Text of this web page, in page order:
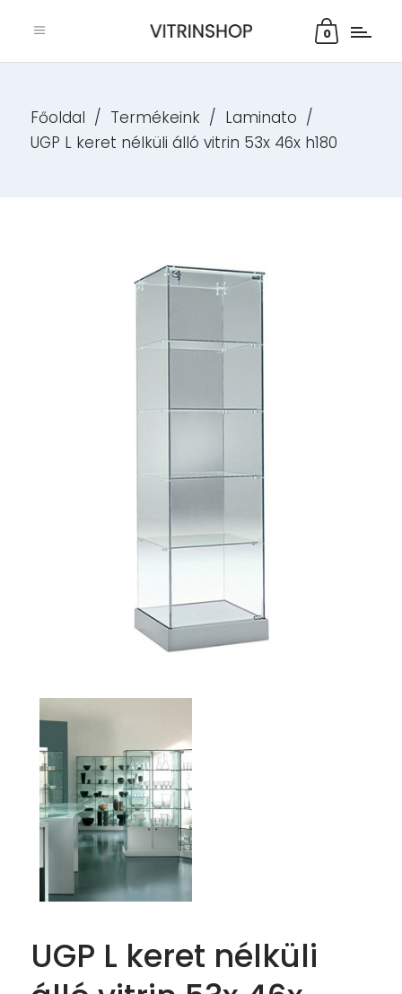
0
Főoldal / Termékeink / Laminato /
UGP L keret nélküli álló vitrin 53x 46x h180
UGP L keret nélküli